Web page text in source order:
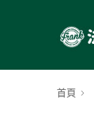
首頁